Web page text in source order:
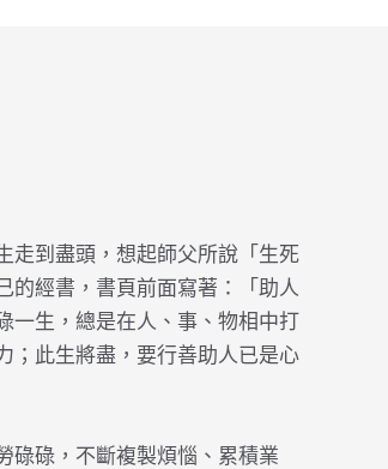
走到盡頭，想起師父所說「生死
的經書，書頁前面寫著：「助人
生，總是在人、事、物相中打
；此生將盡，要行善助人已是心
碌，不斷複製煩惱、累積業